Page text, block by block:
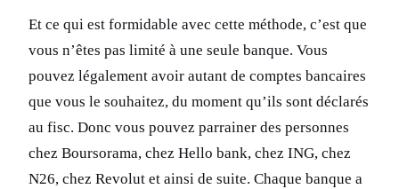
Et ce qui est formidable avec cette méthode, c’est que
vous n’êtes pas limité à une seule banque. Vous
pouvez légalement avoir autant de comptes bancaires
que vous le souhaitez, du moment qu’ils sont déclarés
au fisc. Donc vous pouvez parrainer des personnes
chez Boursorama, chez Hello bank, chez ING, chez
N26, chez Revolut et ainsi de suite. Chaque banque a